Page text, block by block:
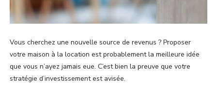
Vous cherchez une nouvelle source de revenus ? Proposer
votre maison à la location est probablement la meilleure idée
que vous n’ayez jamais eue. C’est bien la preuve que votre
stratégie d’investissement est avisée.